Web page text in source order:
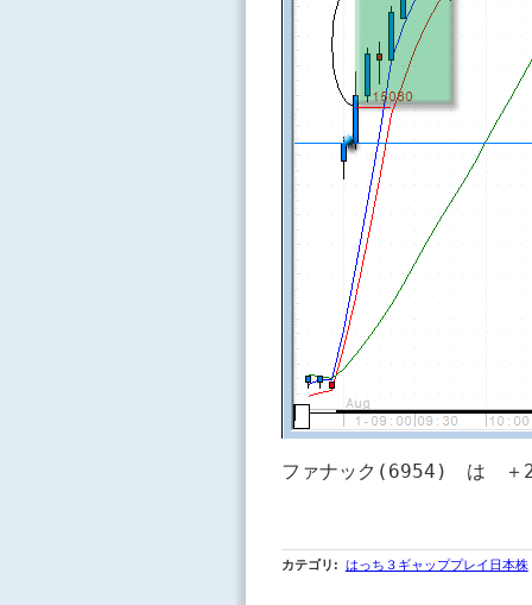
カテゴリ : はっち３ギャッププレイ日本株